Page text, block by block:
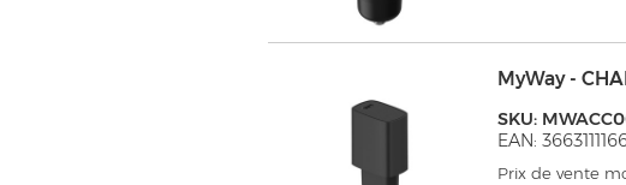
MyWay -
SKU:
EAN:
Prix de vente